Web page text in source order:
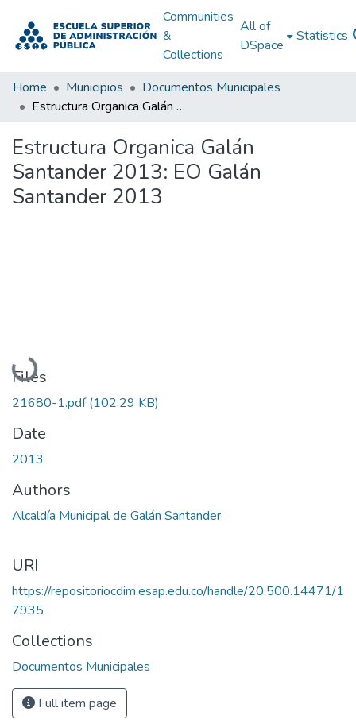
Communities
&
Collections
All of
DSpace
Statistics
Home Municipios
Documentos Municipales
Estructura Organica Galán Santander 2013: EO Galán Santander 2013
Estructura Organica Galán
Santander 2013: EO Galán
Santander 2013
Loading...
Files
21680-1.pdf(102.29 KB)
Date
2013
Authors
Alcaldía Municipal de Galán Santander
URI
https://repositoriocdim.esap.edu.co/handle/20.500.14471/1
7935
Collections
Documentos Municipales
Full item page